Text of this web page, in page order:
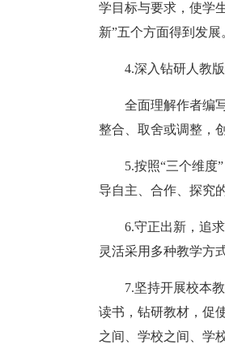
学目标与要求，使学
新”五个方面得到发展
4.深入钻研人教
全面理解作者编
整合、取舍或调整，
5.按照“三个维度
导自主、合作、探究
6.守正出新，追
灵活采用多种教学方
7.坚持开展校本
读书，钻研教材，促
之间、学校之间、学